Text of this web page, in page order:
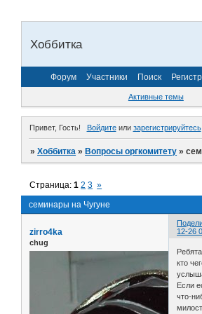
Хоббитка
Форум Участники Поиск
Активные темы
Привет, Гость! Войдитеили зарегистрируйтесь.
»Хоббитка »Вопросы оргкомитету »
семинары на Чугуне
Страница:1 2 3 »
12-26
zirro4ka
chug
кто
Если
что-